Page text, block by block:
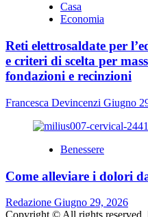
Casa
Economia
Reti elettrosaldate per
e criteri di scelta per
fondazioni e recinzioni
Francesca Devincenzi Giugno
Benessere
Come alleviare i dolori
Redazione Giugno 29, 2026